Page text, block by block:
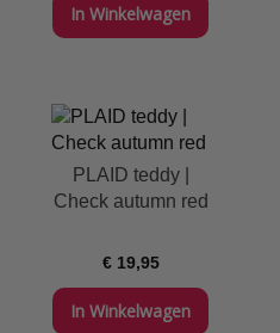
In Winkelwagen
PLAID teddy |
Check autumn red
€ 19,95
In Winkelwagen